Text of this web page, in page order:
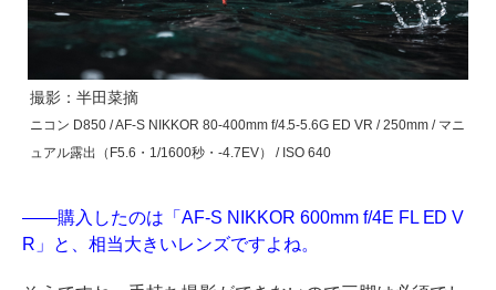
撮影：半田菜摘
ニコン D850 / AF-S NIKKOR 80-400mm f/4.5-5.6G ED VR / 250mm / マニ
ュアル露出（F5.6・1/1600秒・-4.7EV） / ISO 640
――購入したのは「AF-S NIKKOR 600mm f/4E FL ED V
R」と、相当大きいレンズですよね。